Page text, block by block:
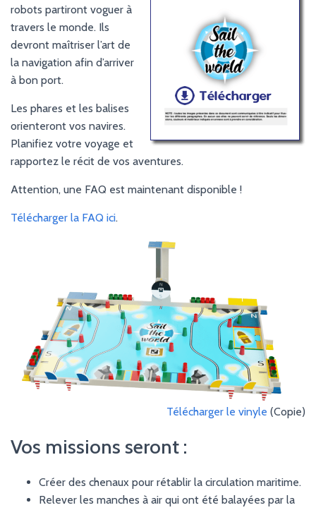
robots partiront voguer à
travers le monde. Ils
devront maîtriser l’art de
la navigation afin d’arriver
à bon port.
Les phares et les balises
orienteront vos navires.
Planifiez votre voyage et
rapportez le récit de vos aventures.
Attention, une FAQ est maintenant disponible !
Télécharger la FAQ ici.
Télécharger le vinyle (Copie)
Vos missions seront :
Créer des chenaux pour rétablir la circulation maritime.
Relever les manches à air qui ont été balayées par la